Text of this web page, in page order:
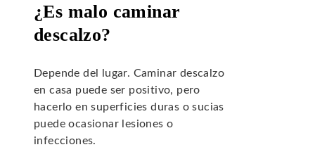
¿Es malo caminar
descalzo?
Depende del lugar. Caminar descalzo
en casa puede ser positivo, pero
hacerlo en superficies duras o sucias
puede ocasionar lesiones o
infecciones.